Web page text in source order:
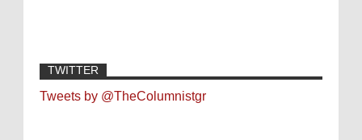
TWITTER
Tweets by @TheColumnistgr